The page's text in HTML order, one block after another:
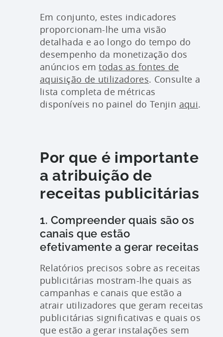
Em conjunto, estes indicadores
proporcionam-lhe uma visão
detalhada e ao longo do tempo do
desempenho da monetização dos
anúncios emtodas as fontes de
aquisição de utilizadores. Consulte a
lista completa de métricas
disponíveis no painel do Tenjin aqui.
Por que é importante
a atribuição de
receitas publicitárias
1. Compreender quais são os
canais que estão
efetivamente a gerar receitas
Relatórios precisos sobre as receitas
publicitárias mostram-lhe quais as
campanhas e canais que estão a
atrair utilizadores que geram receitas
publicitárias significativas e quais os
que estão a gerar instalações sem